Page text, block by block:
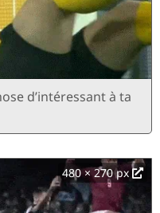
d’intéressant à ta
480 × 270 px